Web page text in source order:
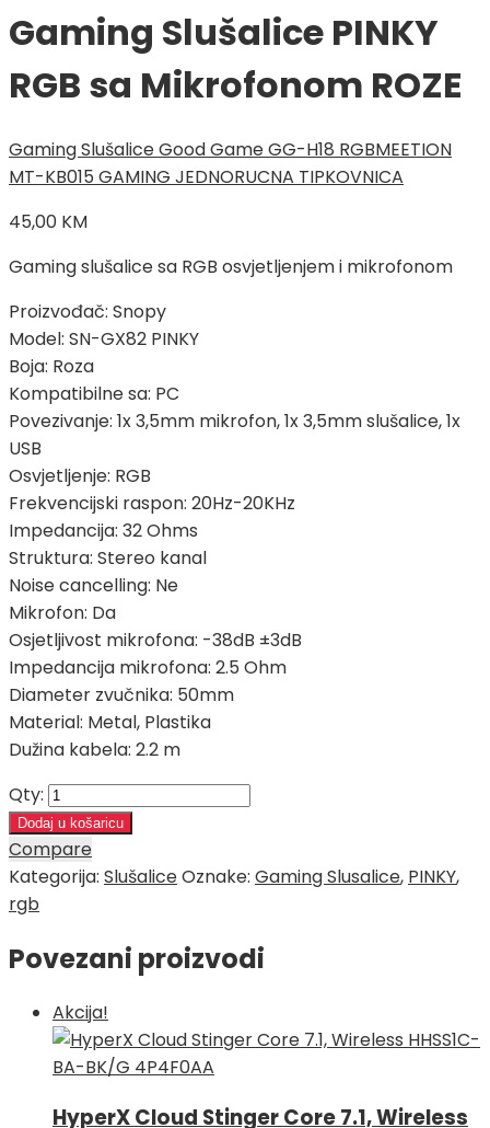
Gaming Slušalice PINKY
RGB sa Mikrofonom ROZE
Gaming Slušalice Good Game GG-H18 RGBMEETION
MT-KB015 GAMING JEDNORUCNA TIPKOVNICA
45,00 KM
Gaming slušalice sa RGB osvjetljenjem i mikrofonom
Proizvođač: Snopy
Model: SN-GX82 PINKY
Boja: Roza
Kompatibilne sa: PC
Povezivanje: 1x 3,5mm mikrofon, 1x 3,5mm slušalice, 1x
USB
Osvjetljenje: RGB
Frekvencijski raspon: 20Hz-20KHz
Impedancija: 32 Ohms
Struktura: Stereo kanal
Noise cancelling: Ne
Mikrofon: Da
Osjetljivost mikrofona: -38dB ±3dB
Impedancija mikrofona: 2.5 Ohm
Diameter zvučnika: 50mm
Material: Metal, Plastika
Dužina kabela: 2.2 m
Qty:
Dodaj u košaricu
Compare
Kategorija: SlušaliceOznake: Gaming Slusalice, PINKY,
rgb
Povezani proizvodi
Akcija!
HyperX Cloud Stinger Core 7.1, Wireless